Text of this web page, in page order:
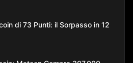
di 73 Punti: il Sorpasso in 12